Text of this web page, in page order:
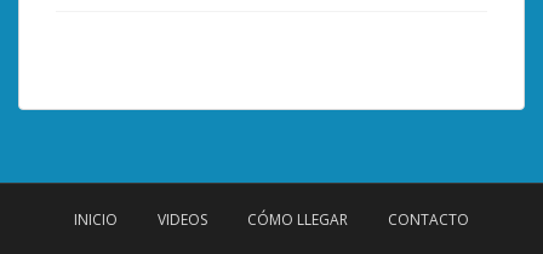
INICIO VIDEOS CÓMO LLEGAR CONTACTO